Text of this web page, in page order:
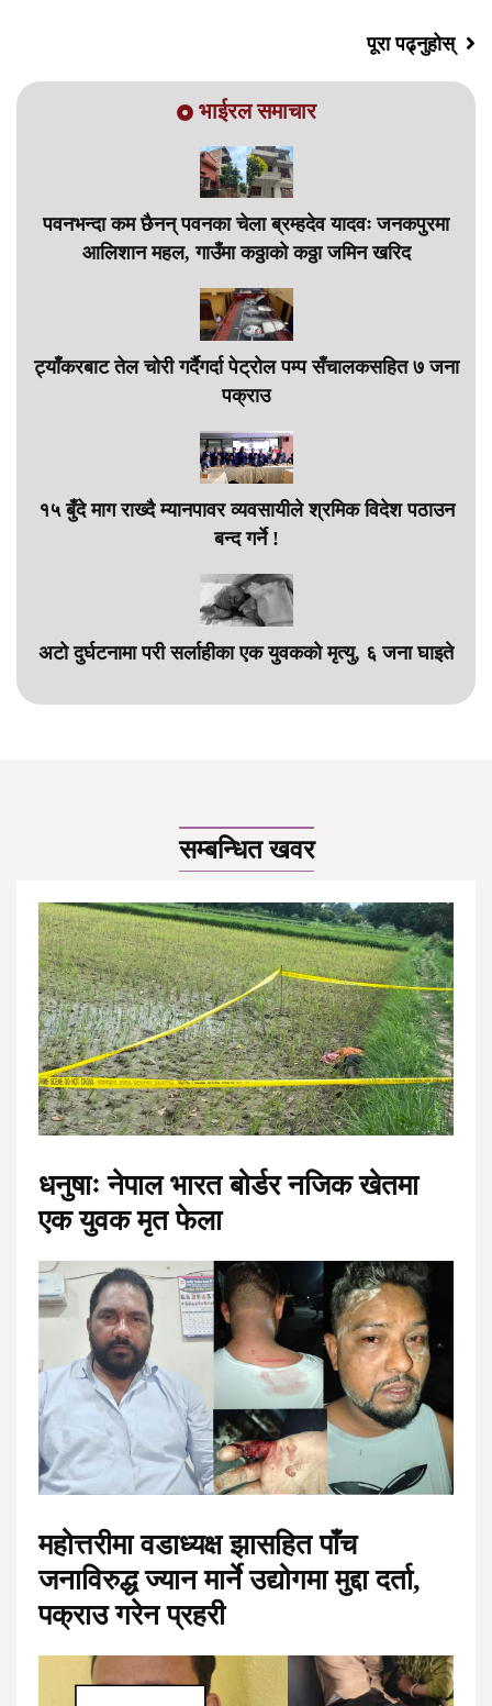
पूरा पढ्नुहोस्
भाईरल समाचार
पवनभन्दा कम छैनन् पवनका चेला ब्रम्हदेव यादवः जनकपुरमा
आलिशान महल, गाउँमा कठ्ठाको कठ्ठा जमिन खरिद
ट्याँकरबाट तेल चोरी गर्दैगर्दा पेट्रोल पम्प सँचालकसहित ७ जना
पक्राउ
१५ बुँदे माग राख्दै म्यानपावर व्यवसायीले श्रमिक विदेश पठाउन
बन्द गर्ने !
अटो दुर्घटनामा परी सर्लाहीका एक युवकको मृत्यु, ६ जना घाइते
सम्बन्धित खवर
धनुषाः नेपाल भारत बोर्डर नजिक खेतमा
एक युवक मृत फेला
महोत्तरीमा वडाध्यक्ष झासहित पाँच
जनाविरुद्ध ज्यान मार्ने उद्योगमा मुद्दा दर्ता,
पक्राउ गरेन प्रहरी